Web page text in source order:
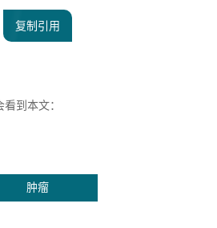
复制引用
到本文：
肿瘤